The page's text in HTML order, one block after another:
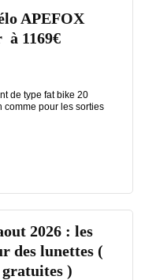
APEFOX
à 1169€
de type fat bike 20
comme pour les sorties
2026 : les
des lunettes (
)